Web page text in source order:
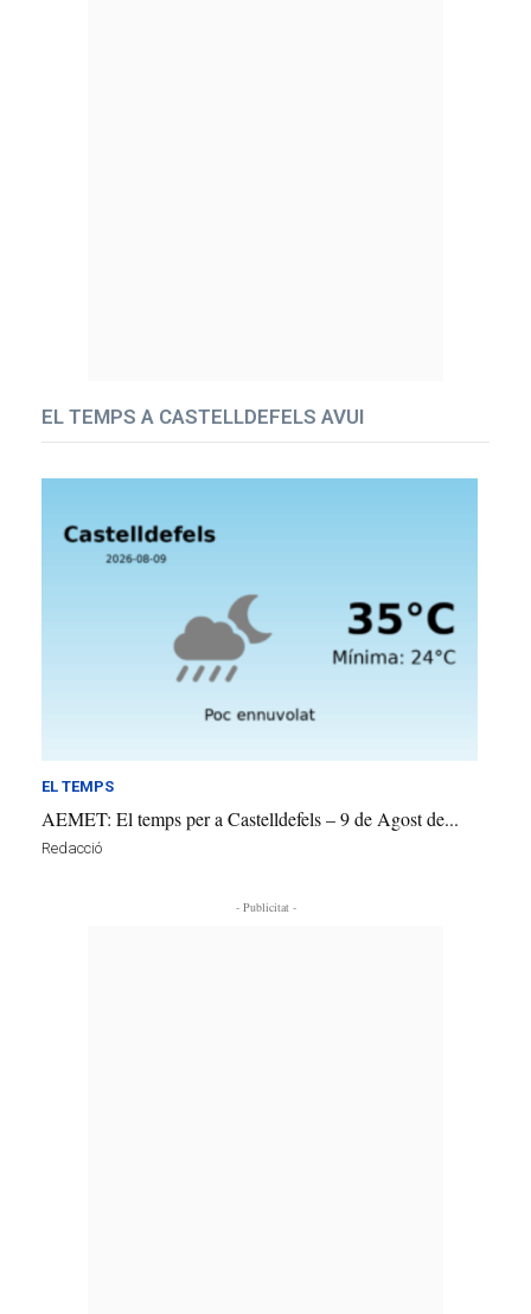
EL TEMPS A CASTELLDEFELS AVUI
EL TEMPS
AEMET: El temps per a Castelldefels – 9 de Agost de...
Redacció
- Publicitat -